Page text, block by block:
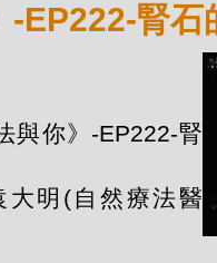
-EP222-腎
與你》-EP222-腎
大明(自然療法醫